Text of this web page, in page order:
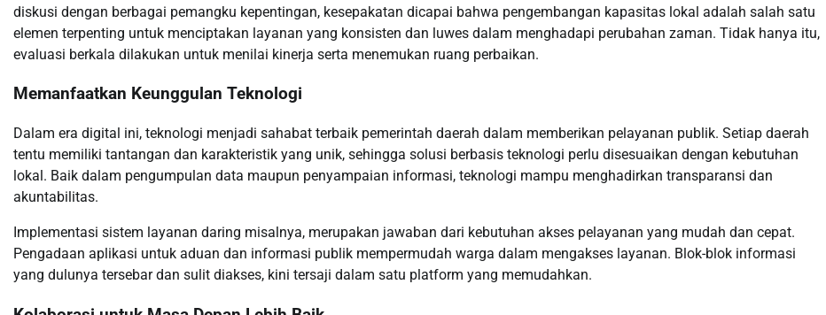
diskusi dengan berbagai pemangku kepentingan, kesepakatan dicapai bahwa pengembangan kapasitas lokal adalah salah satu
elemen terpenting untuk menciptakan layanan yang konsisten dan luwes dalam menghadapi perubahan zaman. Tidak hanya itu,
evaluasi berkala dilakukan untuk menilai kinerja serta menemukan ruang perbaikan.
Memanfaatkan Keunggulan Teknologi
Dalam era digital ini, teknologi menjadi sahabat terbaik pemerintah daerah dalam memberikan pelayanan publik. Setiap daerah
tentu memiliki tantangan dan karakteristik yang unik, sehingga solusi berbasis teknologi perlu disesuaikan dengan kebutuhan
lokal. Baik dalam pengumpulan data maupun penyampaian informasi, teknologi mampu menghadirkan transparansi dan
akuntabilitas.
Implementasi sistem layanan daring misalnya, merupakan jawaban dari kebutuhan akses pelayanan yang mudah dan cepat.
Pengadaan aplikasi untuk aduan dan informasi publik mempermudah warga dalam mengakses layanan. Blok-blok informasi
yang dulunya tersebar dan sulit diakses, kini tersaji dalam satu platform yang memudahkan.